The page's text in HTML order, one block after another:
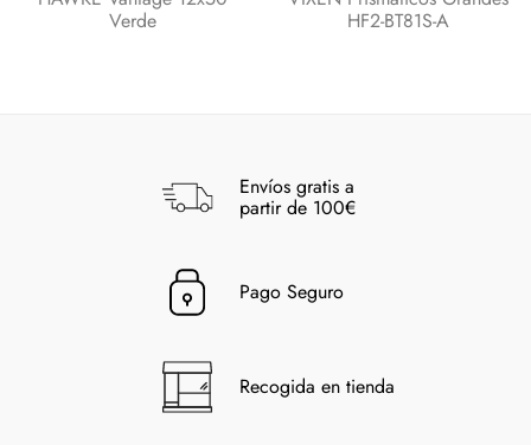
Verde
HF2-BT81S-A
Envíos gratis a
partir de 100€
Pago Seguro
Recogida en tienda